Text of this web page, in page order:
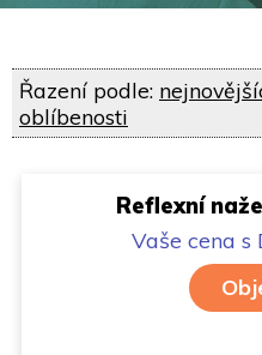
Řazení podle:
oblíbenosti
Reflexní
Vaše cena s